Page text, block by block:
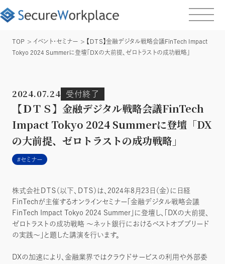
TOP イベント・セミナー
【ＤＴＳ】金融デジタル戦略会議FinTech Impact
Tokyo 2024 Summerに登壇「DXの大前提、ゼロトラストの成功戦略」
2024.07.24 受付終了
【ＤＴＳ】金融デジタル戦略会議FinTech
Impact Tokyo 2024 Summerに登壇「DX
の大前提、ゼロトラストの成功戦略」
セミナー
株式会社ＤＴＳ（以下、ＤＴＳ）は、2024年8月23日（金）に日経
FinTechが主催するオンラインセミナー「金融デジタル戦略会議
FinTech Impact Tokyo 2024 Summer」に登壇し、「DXの大前提、
ゼロトラストの成功戦略 ～ネット銀行におけるベストオブブリード
の実践～」と題した講演を行います。
DXの加速により、金融業界ではクラウドサービスの利用や外部委